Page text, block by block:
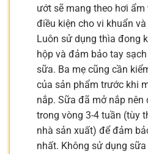
ướt sẽ mang theo hơi
điều kiện cho vi khuẩn
Luôn sử dụng thìa đong
hộp và đảm bảo tay
sữa. Ba mẹ cũng cần
của sản phẩm trước khi
nắp. Sữa đã mở nắp
trong vòng 3-4 tuần (tùy
nhà sản xuất) để đảm
nhất. Không sử dụng